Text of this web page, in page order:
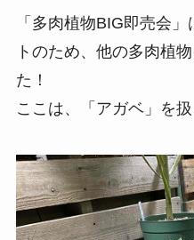
「多肉植物BIG即売会
トのため、他の多肉植
た！
ここは、「アガベ」を